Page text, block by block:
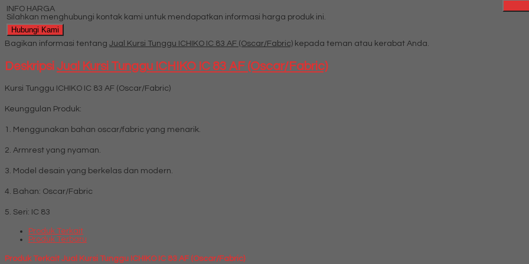
INFO HARGA
Silahkan menghubungi kontak kami untuk mendapatkan informasi harga produk ini.
Hubungi Kami
Bagikan informasi tentang Jual Kursi Tunggu ICHIKO IC 83 AF (Oscar/Fabric) kepada teman atau kerabat Anda.
DeskripsiJual Kursi Tunggu ICHIKO IC 83 AF (Oscar/Fabric)
Kursi Tunggu ICHIKO IC 83 AF (Oscar/Fabric)
Keunggulan Produk:
1. Menggunakan bahan oscar/fabric yang menarik.
2. Armrest yang nyaman.
3. Model desain yang berkelas dan modern.
4. Bahan: Oscar/Fabric
5. Seri: IC 83
Produk Terkait
Produk Terbaru
Produk Terkait Jual Kursi Tunggu ICHIKO IC 83 AF (Oscar/Fabric)